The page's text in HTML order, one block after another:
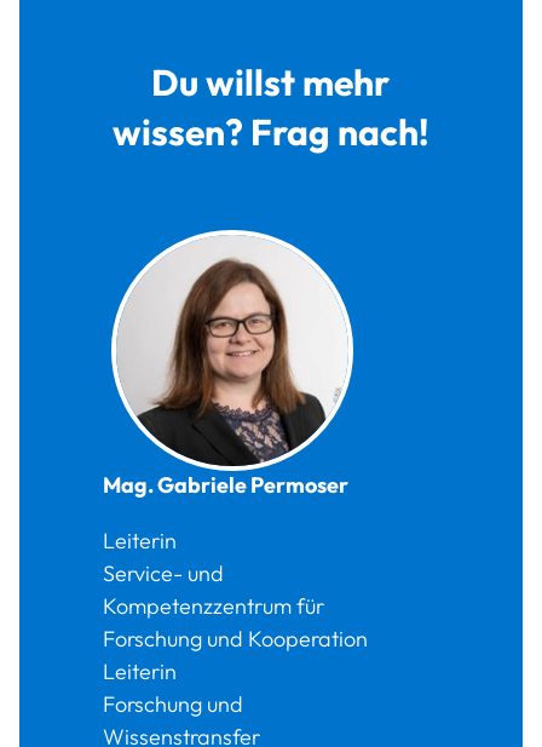
Du willst mehr
wissen? Frag nach!
Mag.GabrielePermoser
Leiterin
Service- und
Kompetenzzentrum für
Forschung und Kooperation
Leiterin
Forschung und
Wissenstransfer